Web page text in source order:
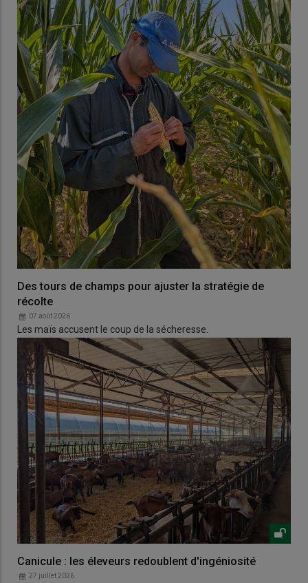
Des tours de champs pour ajuster la stratégie de
récolte
07 août 2026
Les maïs accusent le coup de la sécheresse.
Canicule : les éleveurs redoublent d'ingéniosité
27 juillet 2026